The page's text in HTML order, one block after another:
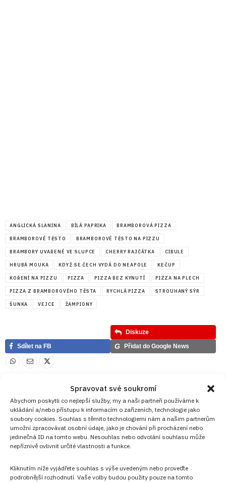
Spravovat své soukromí
Abychom poskytli co nejlepší služby, my a naši partneři používáme k
ukládání a/nebo přístupu k informacím o zařízeních, technologie jako
soubory cookies. Souhlas s těmito technologiemi nám a našim partnerům
umožní zpracovávat osobní údaje, jako je chování při procházení nebo
jedinečná ID na tomto webu. Nesouhlas nebo odvolání souhlasu může
nepříznivě ovlivnit určité vlastnosti a funkce.
Kliknutím níže vyjádřete souhlas s výše uvedeným nebo proveďte
podrobnější rozhodnutí. Vaše volby budou použity pouze na tomto
ANGLICKÁ SLANINA BÍLÁ PAPRIKA BRAMBOROVÁ PIZZA
BRAMBOROVÉ TĚSTO BRAMBOROVÉ TĚSTO NA PIZZU
BRAMBORY UVAŘENÉ VE SLUPCE CHERRY RAJČÁTKA CIBULE
HRUBÁ MOUKA KDYŽ SE ČECH VYDÁ DO NEAPOLE KEČUP
KOŘENÍ NA PIZZU PIZZA PIZZA BEZ KYNUTÍ PIZZA NA PLECH
PIZZA Z BRAMBOROVÉHO TĚSTA RYCHLÁ PIZZA STROUHANÝ SÝR
ŠUNKA VEJCE ŽAMPIONY
Diskuze
Sdílet na FB
G Přidat do Google News